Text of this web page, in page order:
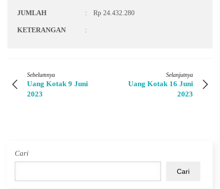
JUMLAH : Rp 24.432.280
KETERANGAN :
Sebelumnya
Uang Kotak 9 Juni
2023
Selanjutnya
Uang Kotak 16 Juni
2023
Cari
Cari